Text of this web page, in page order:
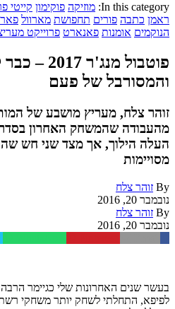
In this category: מוזיקה פוקימון קייטי
ראמן כתבה פורים תחפושת מארוול
הנוקמים אומנות פאנארט פרוייקט
פוטבול
והמסורבל של פעם
זוהר צלח, מעריץ מושבע של
העלה הילוך, אך מצד שני חש
מסויימות
By זוהר צלח
נובמבר 20, 2016
By זוהר צלח
נובמבר 20, 2016
בעשר שנים האחרונות שלי כגיימר
לפיפא, התחלתי לשחק יותר משחקי